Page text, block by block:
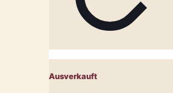
Ausverkauft